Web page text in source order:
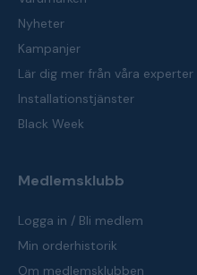
Nyheter
Kampanjer
Lär dig mer från våra experter
Installationstjänster
Black Week
Medlemsklubb
Logga in / Bli medlem
Min orderhistorik
Om medlemsklubben